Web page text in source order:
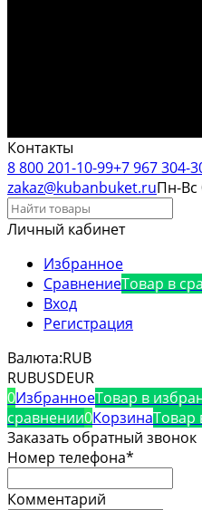
Контакты
8 800 201-10-99+7 967 304-
zakaz@kubanbuket.ruПн-Вс
Личный кабинет
Избранное
СравнениеТовар в
Вход
Регистрация
Валюта:RUB
RUBUSDEUR
0ИзбранноеТовар в
сравнении0КорзинаТовар
Заказать обратный звонок
Номер телефона*
Комментарий